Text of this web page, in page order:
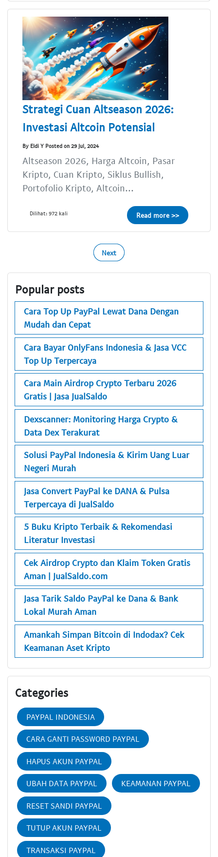
Strategi Cuan Altseason 2026:
Investasi Altcoin Potensial
By Eldi Y Posted on 29 Jul, 2024
Altseason 2026, Harga Altcoin, Pasar
Kripto, Cuan Kripto, Siklus Bullish,
Portofolio Kripto, Altcoin...
Dilihat: 972 kali Read more >>
Next
Popular posts
Cara Top Up PayPal Lewat Dana Dengan
Mudah dan Cepat
Cara Bayar OnlyFans Indonesia & Jasa VCC
Top Up Terpercaya
Cara Main Airdrop Crypto Terbaru 2026
Gratis | Jasa JualSaldo
Dexscanner: Monitoring Harga Crypto &
Data Dex Terakurat
Solusi PayPal Indonesia & Kirim Uang Luar
Negeri Murah
Jasa Convert PayPal ke DANA & Pulsa
Terpercaya di JualSaldo
5 Buku Kripto Terbaik & Rekomendasi
Literatur Investasi
Cek Airdrop Crypto dan Klaim Token Gratis
Aman | JualSaldo.com
Jasa Tarik Saldo PayPal ke Dana & Bank
Lokal Murah Aman
Amankah Simpan Bitcoin di Indodax? Cek
Keamanan Aset Kripto
Categories
PAYPAL INDONESIA
CARA GANTI PASSWORD PAYPAL
HAPUS AKUN PAYPAL
UBAH DATA PAYPAL KEAMANAN PAYPAL
RESET SANDI PAYPAL
TUTUP AKUN PAYPAL
TRANSAKSI PAYPAL